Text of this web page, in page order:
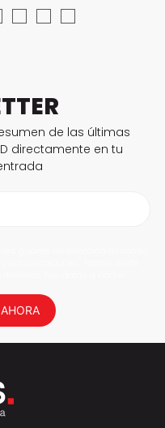
de las últimas
directamente en tu